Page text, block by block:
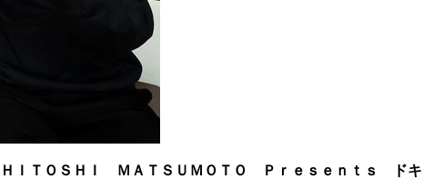
ＨＩＴＯＳＨＩ ＭＡＴＳＵＭＯＴＯ Ｐｒｅｓｅｎｔｓ ドキ